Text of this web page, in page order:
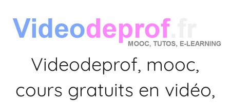
contenu
Videodeprof, mooc,
cours gratuits en vidéo,